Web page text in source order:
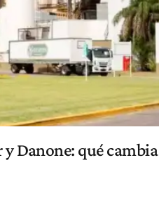
y Danone: qué cambia